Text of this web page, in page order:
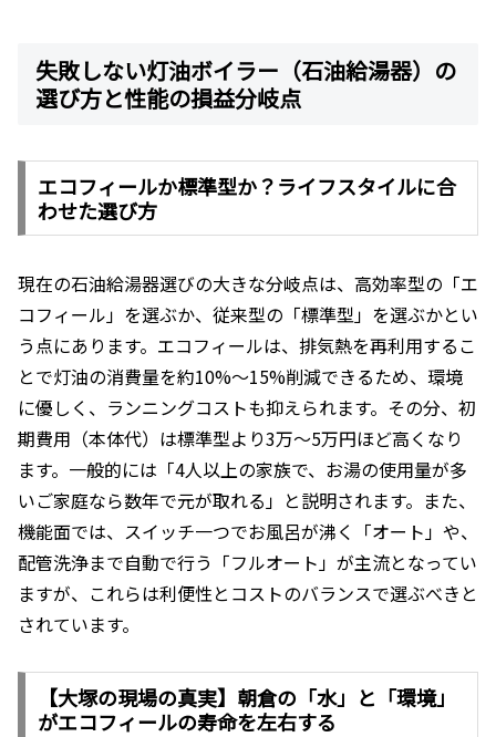
失敗しない灯油ボイラー（石油給湯器）の
選び方と性能の損益分岐点
エコフィールか標準型か？ライフスタイルに合
わせた選び方
現在の石油給湯器選びの大きな分岐点は、高効率型の「エ
コフィール」を選ぶか、従来型の「標準型」を選ぶかとい
う点にあります。エコフィールは、排気熱を再利用するこ
とで灯油の消費量を約10%〜15%削減できるため、環境
に優しく、ランニングコストも抑えられます。その分、初
期費用（本体代）は標準型より3万〜5万円ほど高くなり
ます。一般的には「4人以上の家族で、お湯の使用量が多
いご家庭なら数年で元が取れる」と説明されます。また、
機能面では、スイッチ一つでお風呂が沸く「オート」や、
配管洗浄まで自動で行う「フルオート」が主流となってい
ますが、これらは利便性とコストのバランスで選ぶべきと
されています。
【大塚の現場の真実】朝倉の「水」と「環境」
がエコフィールの寿命を左右する